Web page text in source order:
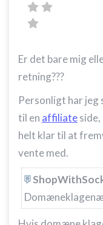
Er det bare mig
retning???
Personligt har
til en affiliate
helt klar til at
vente med.
Identificere
anmodede
Nødvendig
Ydeevne
Funktionel
Annoncering /